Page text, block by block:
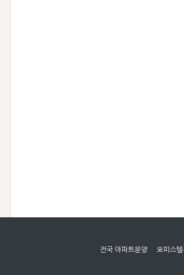
전국 아파트분양 오피스텔